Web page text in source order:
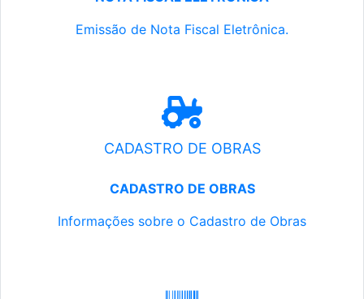
Emissão de Nota Fiscal Eletrônica.
CADASTRO DE OBRAS
CADASTRO DE OBRAS
Informações sobre o Cadastro de Obras